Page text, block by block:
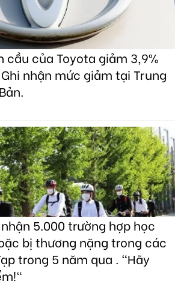
cầu của Toyota giảm 3,9%
nhận mức giảm tại Trung
5.000 trường hợp học
bị thương nặng trong các
trong 5 năm qua . "Hãy